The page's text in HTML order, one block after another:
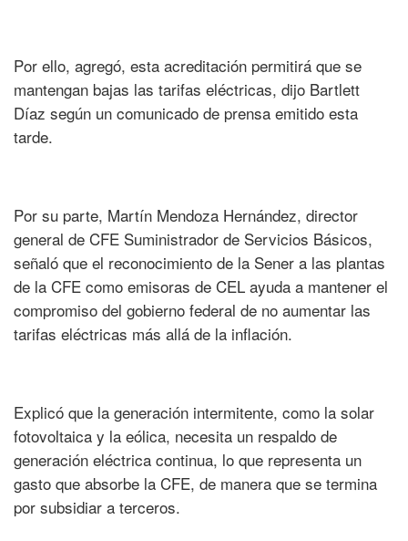
Por ello, agregó, esta acreditación permitirá que se
mantengan bajas las tarifas eléctricas, dijo Bartlett
Díaz según un comunicado de prensa emitido esta
tarde.
Por su parte, Martín Mendoza Hernández, director
general de CFE Suministrador de Servicios Básicos,
señaló que el reconocimiento de la Sener a las plantas
de la CFE como emisoras de CEL ayuda a mantener el
compromiso del gobierno federal de no aumentar las
tarifas eléctricas más allá de la inflación.
Explicó que la generación intermitente, como la solar
fotovoltaica y la eólica, necesita un respaldo de
generación eléctrica continua, lo que representa un
gasto que absorbe la CFE, de manera que se termina
por subsidiar a terceros.